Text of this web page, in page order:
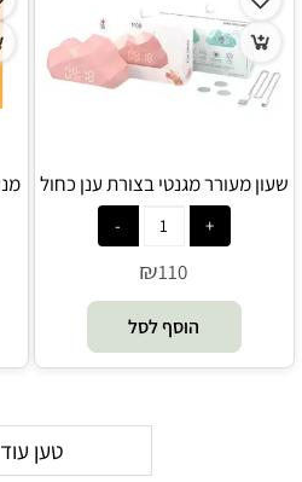
שעון מעורר מגנטי בצורת ענן כחול
₪110
הוסף לסל
טען עוד